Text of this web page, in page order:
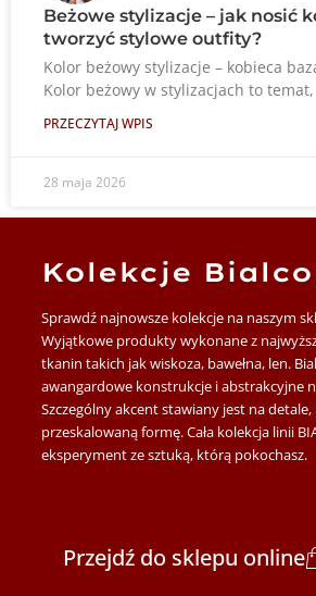
Beżowe stylizacje – jak nosić
tworzyć stylowe outfity?
Kolor beżowy stylizacje – kobieca
Kolor beżowy w stylizacjach to temat,
PRZECZYTAJ WPIS
28 maja 2026
Kolekcje
Sprawdź najnowsze kolekcje na naszym
Wyjątkowe produkty wykonane z
tkanin takich jak wiskoza, bawełna, len.
awangardowe konstrukcje i abstrakcyjne
Szczególny akcent stawiany jest na
przeskalowaną formę. Cała kolekcja linii
eksperyment ze sztuką, którą pokochasz.
Przejdź do sklepu online